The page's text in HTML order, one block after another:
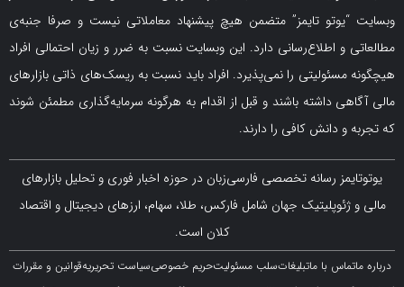
تایمز” متضمن هیچ پیشنهاد معاملاتی نیست و صرفا جنبه‌ی
اطلاع‌رسانی دارد. این وبسایت نسبت به ضرر و زیان احتمالی افراد
را نمی‌پذیرد. افراد باید نسبت به ریسک‌های ذاتی بازارهای
داشته باشند و قبل از اقدام به هرگونه سرمایه‌گذاری مطمئن شوند
دانش کافی را دارند.
رسانه تخصصی فارسی‌زبان در حوزه اخبار فوری و تحلیل بازارهای
جهان شامل فارکس، طلا، سهام، ارزهای دیجیتال و اقتصاد
با ما تبلیغاتسلب مسئولیتحریم خصوصیسیاست تحریریهقوانین و مقررات